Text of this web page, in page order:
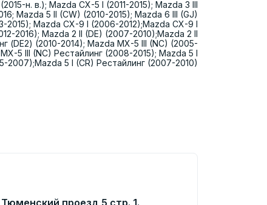
н. в.); Mazda CX-5 I (2011-2015); Mazda 3 III
Mazda 5 II (CW) (2010-2015); Mazda 6 III (GJ)
2015); Mazda CX-9 I (2006-2012);Mazda CX-9 I
2016); Mazda 2 II (DE) (2007-2010);Mazda 2 II
(DE2) (2010-2014); Mazda MX-5 III (NC) (2005-
5 III (NC) Рестайлинг (2008-2015); Mazda 5 I
2007);Mazda 5 I (CR) Рестайлинг (2007-2010)
проезд 5 стр. 1.